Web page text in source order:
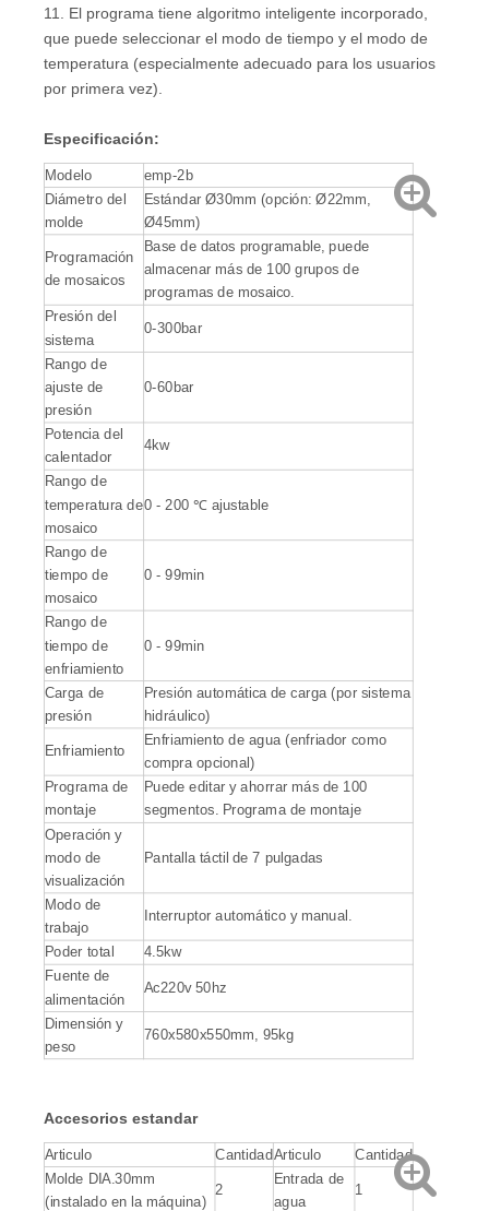
11. El programa tiene algoritmo inteligente incorporado,
que puede seleccionar el modo de tiempo y el modo de
temperatura (especialmente adecuado para los usuarios
por primera vez).
Especificación:
Modelo emp-2b
Diámetro del
molde
Estándar Ø30mm (opción: Ø22mm,
Ø45mm)
Programación
de mosaicos
Base de datos programable, puede
almacenar más de 100 grupos de
programas de mosaico.
Presión del
sistema
0-300bar
Rango de
ajuste de
presión
0-60bar
Potencia del
calentador
4kw
Rango de
temperatura de
mosaico
0 - 200 ℃ ajustable
Rango de
tiempo de
mosaico
0 - 99min
Rango de
tiempo de
enfriamiento
0 - 99min
Carga de
presión
Presión automática de carga (por sistema
hidráulico)
Enfriamiento
Enfriamiento de agua (enfriador como
compra opcional)
Programa de
montaje
Puede editar y ahorrar más de 100
segmentos. Programa de montaje
Operación y
modo de
visualización
Pantalla táctil de 7 pulgadas
Modo de
trabajo
Interruptor automático y manual.
Poder total 4.5kw
Fuente de
alimentación
Ac220v 50hz
Dimensión y
peso
760x580x550mm, 95kg
Accesorios estandar
Articulo CantidadArticulo
Cantidad
Molde DIA.30mm
(instalado en la máquina)
2
Entrada de
agua
1